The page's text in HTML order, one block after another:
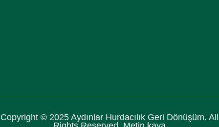
Copyright © 2025 Aydınlar Hurdacılık Geri Dönüşüm. All